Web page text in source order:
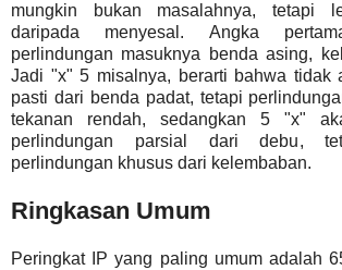
mungkin bukan masalahnya, tetapi
daripada menyesal. Angka
perlindungan masuknya benda asing,
Jadi "x" 5 misalnya, berarti bahwa tidak
pasti dari benda padat, tetapi
tekanan rendah, sedangkan 5 "x"
perlindungan parsial dari debu,
perlindungan khusus dari kelembaban.
Ringkasan Umum
Peringkat IP yang paling umum adalah